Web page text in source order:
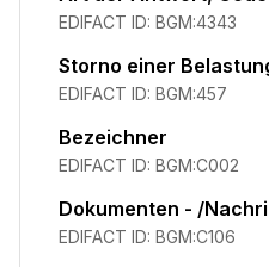
EDIFACT ID: BGM:4343
Storno einer
EDIFACT ID: BGM:457
Bezeichner
EDIFACT ID: BGM:C002
Dokumenten - /
EDIFACT ID: BGM:C106